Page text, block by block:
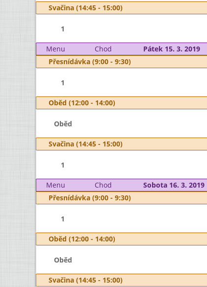
Svačina (14:45 - 15:00)
1
Menu Chod
Pátek 15. 3. 2019
Přesnídávka (9:00 - 9:30)
1
Oběd (12:00 - 14:00)
Oběd
Svačina (14:45 - 15:00)
1
Menu Chod
Sobota 16. 3. 2019
Přesnídávka (9:00 - 9:30)
1
Oběd (12:00 - 14:00)
Oběd
Svačina (14:45 - 15:00)